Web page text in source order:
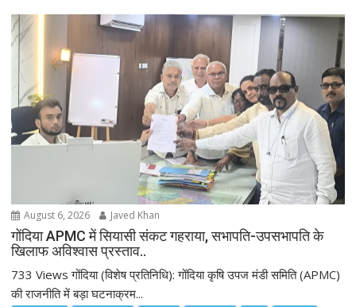
i
g
i
o
n
August 6, 2026 Javed Khan
गोंदिया APMC में सियासी संकट गहराया, सभापति-उपसभापति के
खिलाफ अविश्वास प्रस्ताव..
733 Views गोंदिया (विशेष प्रतिनिधि): गोंदिया कृषि उपज मंडी समिति (APMC)
की राजनीति में बड़ा घटनाक्रम...